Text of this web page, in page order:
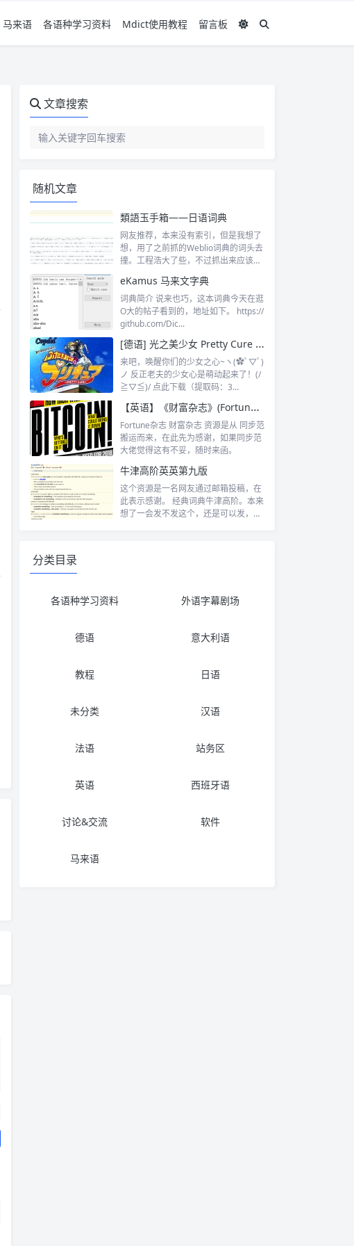
马来语 各语种学习资料 Mdict使用教程 留言板
文章搜索
随机文章
類語玉手箱——日语词典
网友推荐，本来没有索引，但是我想了
想，用了之前抓的Weblio词典的词头去
撞。工程浩大了些，不过抓出来应该挺
eKamus 马来文字典
词典简介 说来也巧，这本词典今天在逛
O大的帖子看到的，地址如下。 https://
github.com/Dic...
[德语] 光之美少女 Pretty Cure SD 德语配音 49话全
来吧，唤醒你们的少女之心~ヽ(✿ﾟ▽ﾟ)
ノ 反正老夫的少女心是萌动起来了！(/
≧▽≦)/ 点此下载（提取码：3...
【英语】《财富杂志》(Fortune)–外刊
Fortune杂志 财富杂志 资源是从 同步范
搬运而来，在此先为感谢，如果同步范
大佬觉得这有不妥，随时来函。
牛津高阶英英第九版
这个资源是一名网友通过邮箱投稿，在
此表示感谢。 经典词典牛津高阶。本来
想了一会发不发这个，还是可以发，一
分类目录
各语种学习资料 外语字幕剧场
德语 意大利语
教程 日语
未分类 汉语
法语 站务区
英语 西班牙语
讨论&交流 软件
马来语